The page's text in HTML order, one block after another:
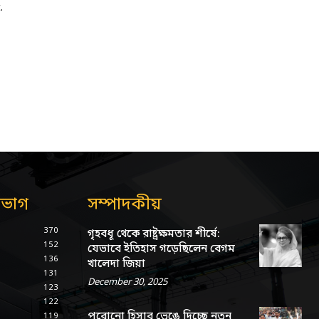
370
152
136
131
123
122
119
সম্পাদকীয়
গৃহবধূ থেকে রাষ্ট্রক্ষমতার শীর্ষে:
যেভাবে ইতিহাস গড়েছিলেন বেগম
খালেদা জিয়া
December 30, 2025